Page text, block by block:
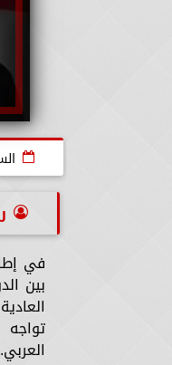
في
بين
تواجه
العربي.